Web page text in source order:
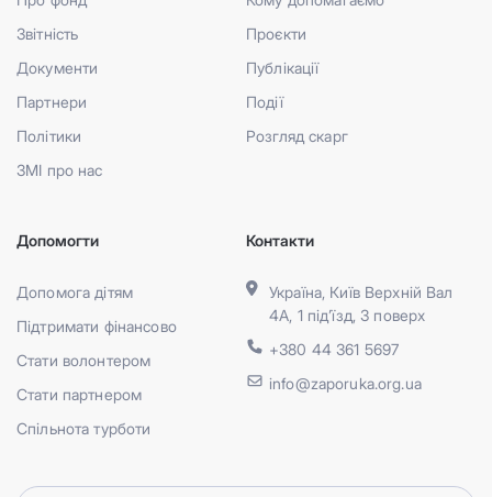
Звітність
Документи
Партнери
Політики
ЗМІ про нас
Проєкти
Публікації
Події
Розгляд скарг
Допомогти
Допомога дітям
Підтримати фінансово
Стати волонтером
Стати партнером
Спільнота турботи
Контакти
Україна, Київ Верхній Вал
4А, 1 під’їзд, 3 поверх
+380 44 361 5697
info@zaporuka.org.ua